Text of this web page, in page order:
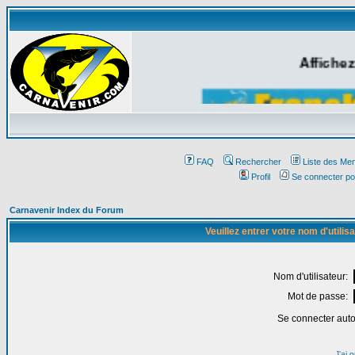
FAQ Rechercher
Liste des
Profil
Se connecter
Carnavenir Index du Forum
Veuillez entrer votre nom
Nom d'utilisateur:
Mot de passe:
Se connecter